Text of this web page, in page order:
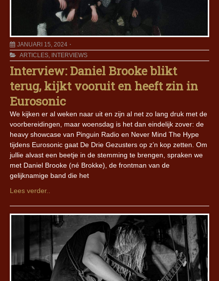
JANUARI 15, 2024
ARTICLES, INTERVIEWS
Interview: Daniel Brooke blikt
terug, kijkt vooruit en heeft zin in
Eurosonic
We kijken er al weken naar uit en zijn al net zo lang druk met de
voorbereidingen, maar woensdag is het dan eindelijk zover: de
heavy showcase van Pinguin Radio en Never Mind The Hype
tijdens Eurosonic gaat De Drie Gezusters op z’n kop zetten. Om
jullie alvast een beetje in de stemming te brengen, spraken we
met Daniel Brooke (né Brokke), de frontman van de
gelijknamige band die het
Lees verder..